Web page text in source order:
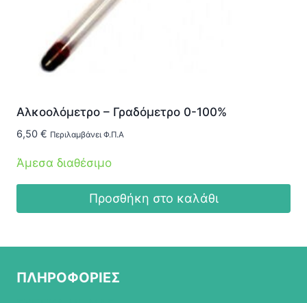
Αλκοολόμετρο – Γραδόμετρο 0-100%
6,50 € Περιλαμβάνει Φ.Π.Α
Άμεσα διαθέσιμο
Προσθήκη στο καλάθι
ΠΛΗΡΟΦΟΡΙΕΣ